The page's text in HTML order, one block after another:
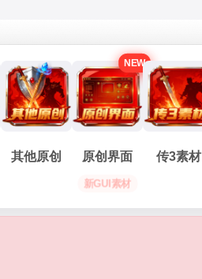
其他原创
NEW
原创界面
新GUI素材
传3素材